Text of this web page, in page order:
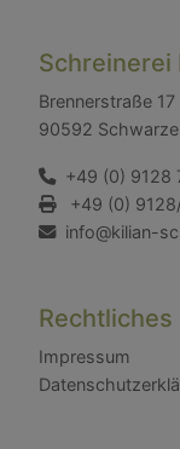
Schreinerei
Brennerstraße 17
90592
+49 (0) 9128
+49 (0)
info@kilian-
Rechtliches
Impressum